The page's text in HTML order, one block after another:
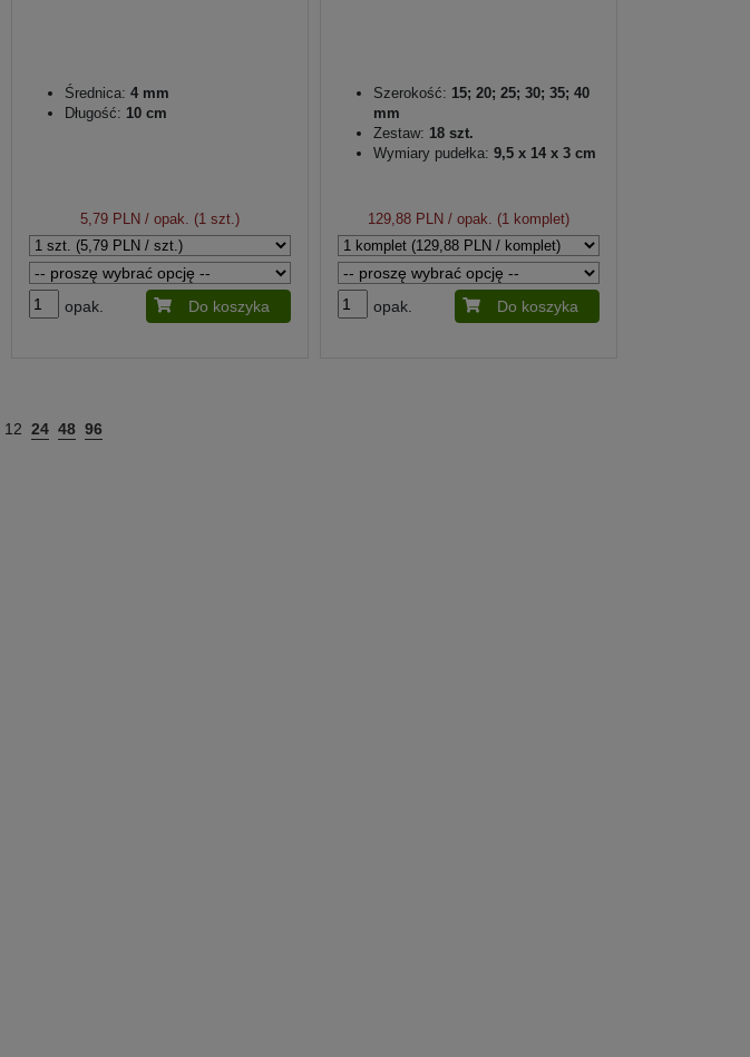
Średnica: 4 mm
Długość: 10 cm
5,79 PLN / opak. (1 szt.)
opak. Do koszyka
Szerokość: 15; 20; 25; 30; 35; 40
mm
Zestaw: 18 szt.
Wymiary pudełka: 9,5 x 14 x 3 cm
129,88 PLN / opak. (1 komplet)
opak. Do koszyka
12 24 48 96